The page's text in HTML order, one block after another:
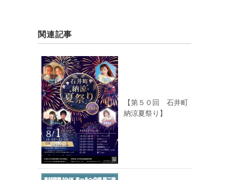
関連記事
【第５０回 石井町
納涼夏祭り】